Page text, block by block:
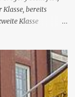
Klasse, bereits
Klasse
die er ihnen
Alex Serie Abbott
Alex Regie
(USA) 10.